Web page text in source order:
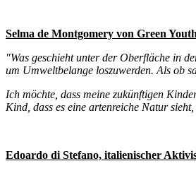
Selma de Montgomery von Green
"Was geschieht unter der Oberfläche in
um Umweltbelange loszuwerden. Als ob
Ich möchte, dass meine zukünftigen
Kind, dass es eine artenreiche Natur
Edoardo di Stefano, italienischer